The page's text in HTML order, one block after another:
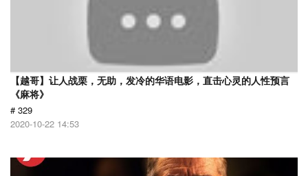
【越哥】让人战栗，无助，发冷的华语电影，直击心灵的人性预言
《麻将》
# 329
2020-10-22 14:53